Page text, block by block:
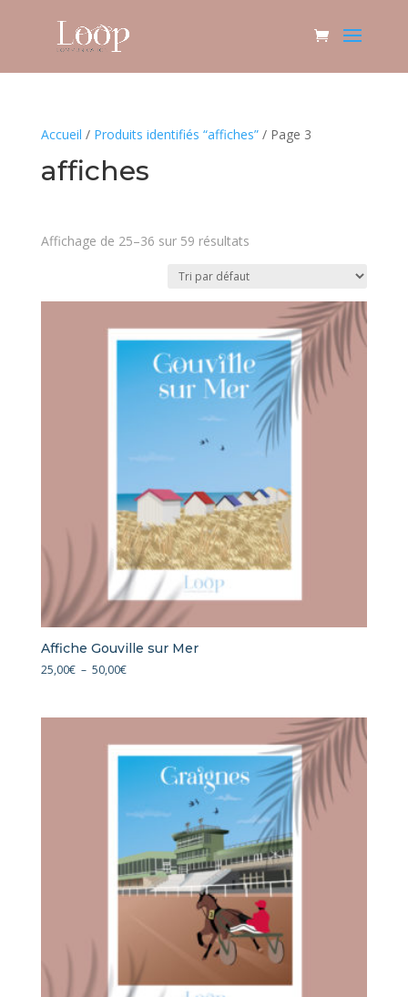
Accueil / Produits identifiés “affiches”/ Page 3
affiches
Affichage de 25–36 sur 59 résultats
Affiche Gouville sur Mer
25,00€ – 50,00€Plage
à
50,00€